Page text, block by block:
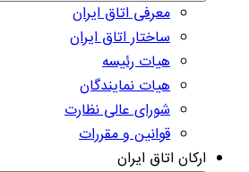
معرفی اتاق ایران
ساختار اتاق ایران
هیات رئیسه
هیات نمایندگان
شورای عالی نظارت
قوانین و مقررات
ارکان اتاق ایران